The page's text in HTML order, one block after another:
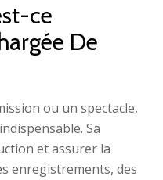
ce
De
ou un spectacle,
Sa
et assurer la
enregistrements, des